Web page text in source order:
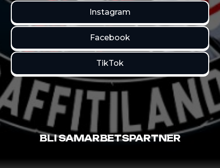
Instagram
Facebook
TikTok
BLI SAMARBETSPARTNER